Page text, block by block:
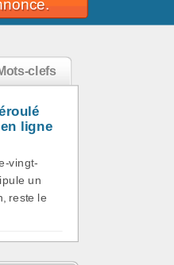
clefs
ligne
vingt-
un
reste le